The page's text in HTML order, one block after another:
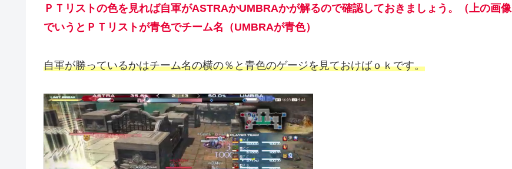
ＰＴリストの色を見れば自軍がASTRAかUMBRAかが解るので確認しておきましょう。（上の画像
でいうとＰＴリストが青色でチーム名（UMBRAが青色）
自軍が勝っているかはチーム名の横の％と青色のゲージを見ておけばｏｋです。